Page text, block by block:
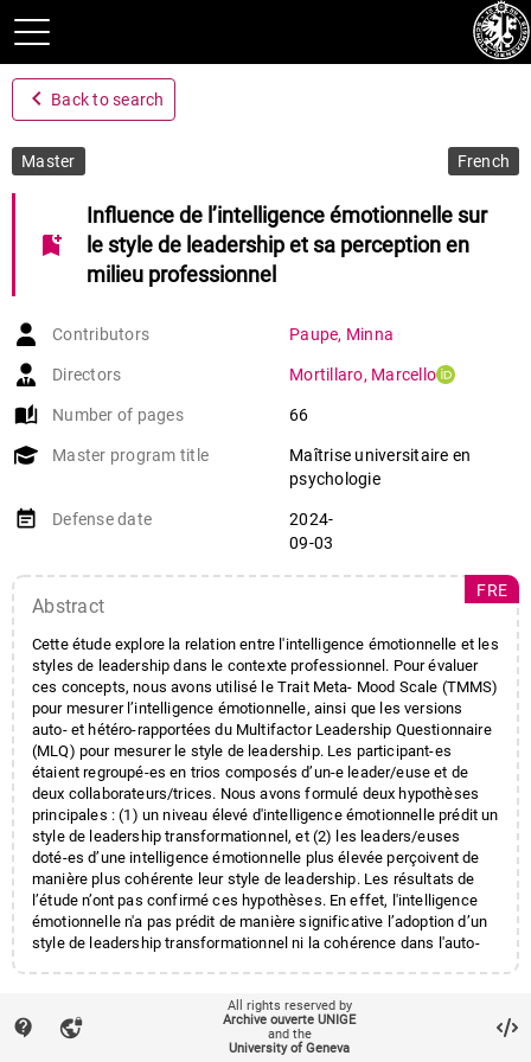
navigate_before Back to search
Master French
bookmark_add
Influence de l’intelligence émotionnelle sur
le style de leadership et sa perception en
milieu professionnel
Contributors Paupe, Minna
Directors Mortillaro, Marcello
auto_stories Number of pages 66
Master program title
Maîtrise universitaire en
psychologie
event_note Defense date
2024-
09-03
Abstract
Cette étude explore la relation entre l'intelligence émotionnelle et les
styles de leadership dans le contexte professionnel. Pour évaluer
ces concepts, nous avons utilisé le Trait Meta- Mood Scale (TMMS)
pour mesurer l’intelligence émotionnelle, ainsi que les versions
auto- et hétéro-rapportées du Multifactor Leadership Questionnaire
(MLQ) pour mesurer le style de leadership. Les participant-es
étaient regroupé-es en trios composés d’un-e leader/euse et de
deux collaborateurs/trices. Nous avons formulé deux hypothèses
principales : (1) un niveau élevé d'intelligence émotionnelle prédit un
style de leadership transformationnel, et (2) les leaders/euses
doté-es d’une intelligence émotionnelle plus élevée perçoivent de
manière plus cohérente leur style de leadership. Les résultats de
l’étude n’ont pas confirmé ces hypothèses. En effet, l'intelligence
émotionnelle n'a pas prédit de manière significative l’adoption d’un
style de leadership transformationnel ni la cohérence dans l'auto-
et l'âge dans la manière dont le leadership est perçu et évalué dans
un environnement professionnel.
FRE
Intelligence émotionnelle
Leadership
Faculté de psychologie et des
contact_support vpn_lock
All rights reserved by
Archive ouverte UNIGE
and the
University of Geneva